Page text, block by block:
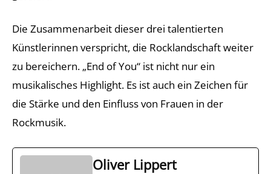
Die Zusammenarbeit dieser drei talentierten
Künstlerinnen verspricht, die Rocklandschaft weiter
zu bereichern. „End of You“ ist nicht nur ein
musikalisches Highlight. Es ist auch ein Zeichen für
die Stärke und den Einfluss von Frauen in der
Rockmusik.
Oliver Lippert